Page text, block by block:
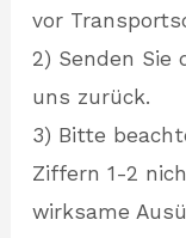
vor
2) Senden Sie
uns zurück.
3) Bitte
Ziffern 1-2
wirksame